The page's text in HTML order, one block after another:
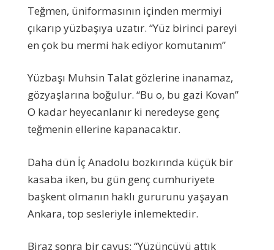
Teğmen, üniformasının içinden mermiyi
çıkarıp yüzbaşıya uzatır. “Yüz birinci pareyi
en çok bu mermi hak ediyor komutanım”
Yüzbaşı Muhsin Talat gözlerine inanamaz,
gözyaşlarına boğulur. “Bu o, bu gazi Kovan”
O kadar heyecanlanır ki neredeyse genç
teğmenin ellerine kapanacaktır.
Daha dün İç Anadolu bozkırında küçük bir
kasaba iken, bu gün genç cumhuriyete
başkent olmanın haklı gururunu yaşayan
Ankara, top sesleriyle inlemektedir.
Biraz sonra bir çavuş; “Yüzüncüyü attık